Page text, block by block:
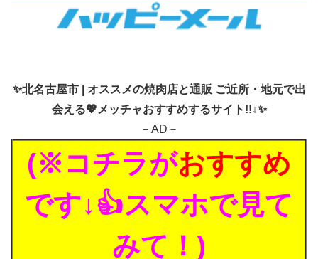
✨北名古屋市 | オススメの焼肉店と通販 ご近所・地元で出
会える💖メッチャおすすめするサイト!!↓✨
－AD－
(※コチラがおすすめ
です↓👍スマホで見て
みて！)